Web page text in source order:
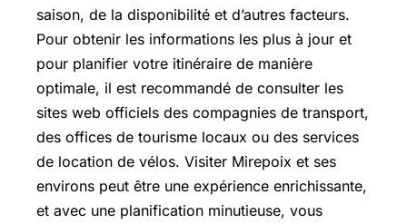
saison, de la disponibilité et d’autres facteurs.
Pour obtenir les informations les plus à jour et
pour planifier votre itinéraire de manière
optimale, il est recommandé de consulter les
sites web officiels des compagnies de transport,
des offices de tourisme locaux ou des services
de location de vélos. Visiter Mirepoix et ses
environs peut être une expérience enrichissante,
et avec une planification minutieuse, vous